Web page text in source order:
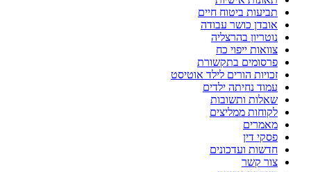
תביעות ביטוח חיים
אובדן כושר עבודה
נוטריון בהרצליה
צוואות ייפוי כח
פרסומים בתקשורת
זכויות הורים לילד אוטיסט
עמוד נחיתה ילדים
שאלות ותשובות
לקוחות ממליצים
מאמרים
פסקי דין
חדשות ועדכונים
צור קשר